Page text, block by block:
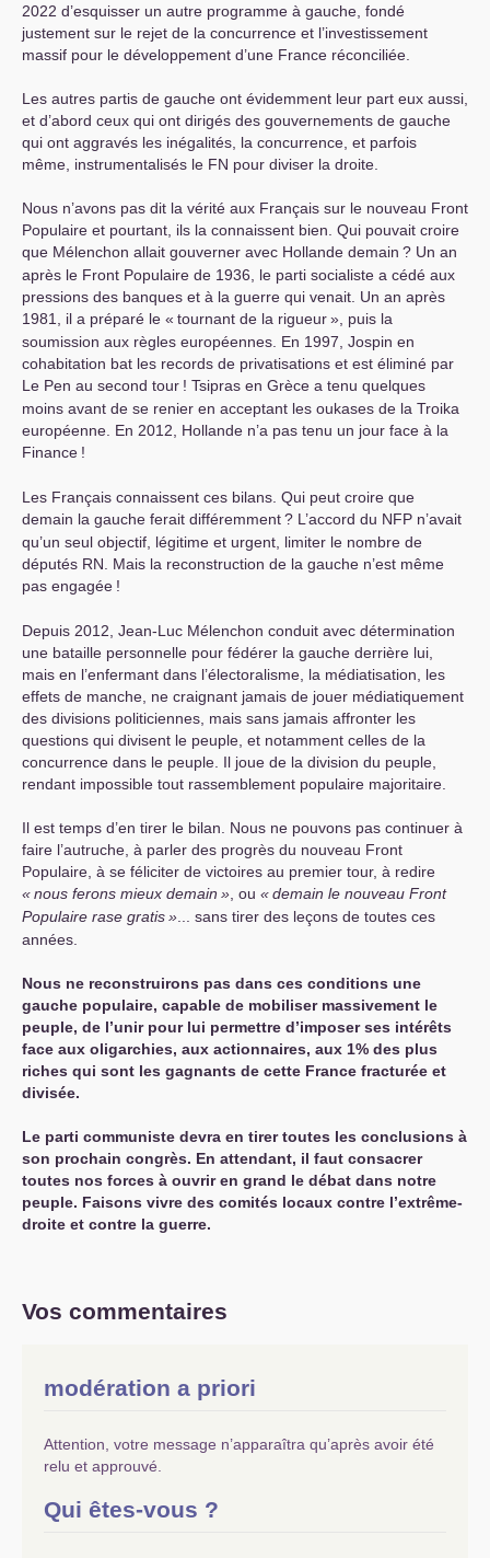
2022 d’esquisser un autre programme à gauche, fondé
justement sur le rejet de la concurrence et l’investissement
massif pour le développement d’une France réconciliée.
Les autres partis de gauche ont évidemment leur part eux aussi,
et d’abord ceux qui ont dirigés des gouvernements de gauche
qui ont aggravés les inégalités, la concurrence, et parfois
même, instrumentalisés le FN pour diviser la droite.
Nous n’avons pas dit la vérité aux Français sur le nouveau Front
Populaire et pourtant, ils la connaissent bien. Qui pouvait croire
que Mélenchon allait gouverner avec Hollande demain ? Un an
après le Front Populaire de 1936, le parti socialiste a cédé aux
pressions des banques et à la guerre qui venait. Un an après
1981, il a préparé le « tournant de la rigueur», puis la
soumission aux règles européennes. En 1997, Jospin en
cohabitation bat les records de privatisations et est éliminé par
Le Pen au second tour ! Tsipras en Grèce a tenu quelques
moins avant de se renier en acceptant les oukases de la Troika
européenne. En 2012, Hollande n’a pas tenu un jour face à la
Finance !
Les Français connaissent ces bilans. Qui peut croire que
demain la gauche ferait différemment? L’accord du NFP n’avait
qu’un seul objectif, légitime et urgent, limiter le nombre de
députés RN. Mais la reconstruction de la gauche n’est même
pas engagée !
Depuis 2012, Jean-Luc Mélenchon conduit avec détermination
une bataille personnelle pour fédérer la gauche derrière lui,
mais en l’enfermant dans l’électoralisme, la médiatisation, les
effets de manche, ne craignant jamais de jouer médiatiquement
des divisions politiciennes, mais sans jamais affronter les
questions qui divisent le peuple, et notamment celles de la
concurrence dans le peuple. Il joue de la division du peuple,
rendant impossible tout rassemblement populaire majoritaire.
Il est temps d’en tirer le bilan. Nous ne pouvons pas continuer à
faire l’autruche, à parler des progrès du nouveau Front
Populaire, à se féliciter de victoires au premier tour, à redire
«nous ferons mieux demain », ou «demain le nouveau Front
Populaire rase gratis»... sans tirer des leçons de toutes ces
années.
Nous ne reconstruirons pas dans ces conditions une
gauche populaire, capable de mobiliser massivement le
peuple, de l’unir pour lui permettre d’imposer ses intérêts
face aux oligarchies, aux actionnaires, aux 1% des plus
riches qui sont les gagnants de cette France fracturée et
divisée.
Le parti communiste devra en tirer toutes les conclusions à
son prochain congrès. En attendant, il faut consacrer
toutes nos forces à ouvrir en grand le débat dans notre
peuple. Faisons vivre des comités locaux contre l’extrême-
droite et contre la guerre.
Vos commentaires
modération a priori
Attention, votre message n’apparaîtra qu’après avoir été
relu et approuvé.
Qui êtes-vous ?